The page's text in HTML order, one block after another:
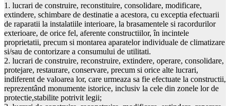
1. lucrari de construire, reconstituire, consolidare, modificare,
extindere, schimbare de destinatie a acestora, cu exceptia efectuarii
de raparatii la instalatiile interioare, la brasamentele si racordurilor
exterioare, de orice fel, aferente constructiilor, în incintele
proprietatii, precum si montarea aparatelor individuale de climatizare
si/sau de contorizare a consumului de utilitati.
2. lucrari de construire, reconstruire, extindere, operare, consolidare,
protejare, restaurare, conservare, precum si orice alte lucrari,
indiferent de valoarea lor, care urmeaza sa fie efectuate la constructii,
reprezentând monumente istorice, inclusiv la cele din zonele lor de
protectie,stabilite potrivit legii;